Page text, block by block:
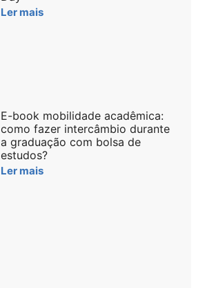
Ler mais
E-book mobilidade acadêmica:
como fazer intercâmbio durante
a graduação com bolsa de
estudos?
Ler mais